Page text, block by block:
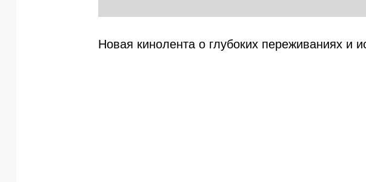
Новая кинолента о глубоких переживаниях и